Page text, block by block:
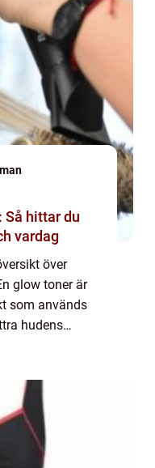
Så hittar du
vardag
över
glow toner är
som används
hudens